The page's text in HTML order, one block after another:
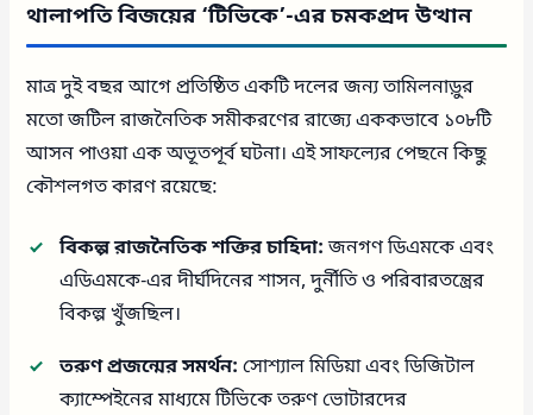
থালাপতি বিজয়ের ‘টিভিকে’-এর চমকপ্রদ উত্থান
মাত্র দুই বছর আগে প্রতিষ্ঠিত একটি দলের জন্য তামিলনাড়ুর
মতো জটিল রাজনৈতিক সমীকরণের রাজ্যে এককভাবে ১০৮টি
আসন পাওয়া এক অভূতপূর্ব ঘটনা। এই সাফল্যের পেছনে কিছু
কৌশলগত কারণ রয়েছে:
বিকল্প রাজনৈতিক শক্তির চাহিদা:জনগণ ডিএমকে এবং
এডিএমকে-এর দীর্ঘদিনের শাসন, দুর্নীতি ও পরিবারতন্ত্রের
বিকল্প খুঁজছিল।
তরুণ প্রজন্মের সমর্থন: সোশ্যাল মিডিয়া এবং ডিজিটাল
ক্যাম্পেইনের মাধ্যমে টিভিকে তরুণ ভোটারদের